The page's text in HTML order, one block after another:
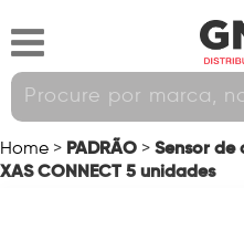
Home > PADRÃO > Sensor
XAS CONNECT 5 unidades